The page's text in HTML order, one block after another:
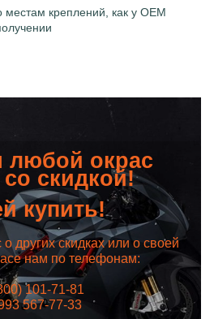
креплений, как у OEM
любой окрас
скидкой!
купить!
других скидках или о своей
нам по телефонам:
101-71-81
567-77-33